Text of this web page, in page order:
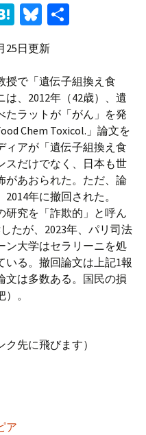
H
at
e
n
a
Bl
u
es
ky
25日更新
授で「遺伝子組換え食
、2012年（42歳）、遺
たラットが「がん」を発
Chem Toxicol.」論文を
ィアが「遺伝子組換え食
スだけでなく、日本も世
があおられた。ただ、論
年に撤回された。
研究を「詐欺的」と呼ん
たが、2023年、パリ司法
ン大学はセラリーニを処
いる。撤回論文は上記1報
文は多数ある。国民の損
。
先に飛びます）
ア